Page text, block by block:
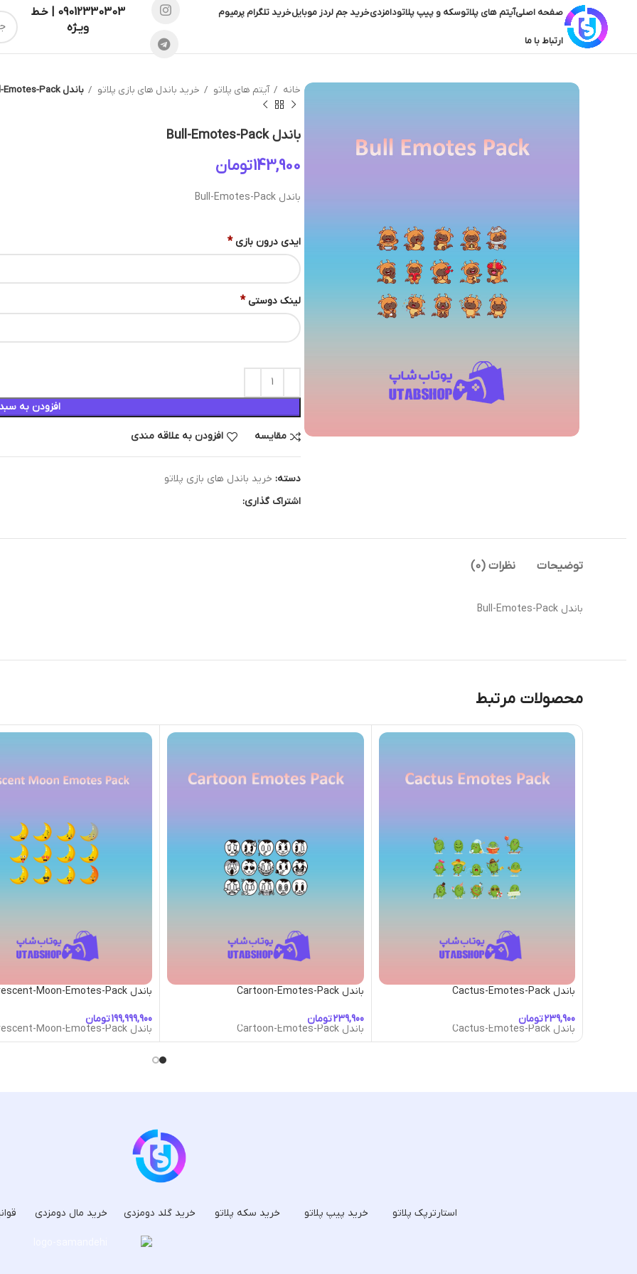
صفحه اصلیآیتم های پلاتوسکه و پیپ پلاتودامزدیخرید جم لردز موبایلخرید تلگرام پرمیوم
ارتباط با ما
09012330303 | خـط
ویـژه
خانه آیتم های پلاتو خرید باندل های بازی پلاتو باندل Bull-Emotes-Pack
باندل Bull-Emotes-Pack
تومان
باندل Bull-Emotes-Pack
ایدی درون بازی *
لینک دوستی *
افزودن به
مقایسه افزودن به علاقه مندی
دسته: خرید باندل های بازی پلاتو
اشتراک گذاری:
توضیحات نظرات (0)
باندل Bull-Emotes-Pack
محصولات مرتبط
باندل Cactus-Emotes-Pack
تومان
باندل Cactus-Emotes-Pack
باندل Cartoon-Emotes-Pack
تومان
باندل Cartoon-Emotes-Pack
باندل Crescent-Moon-Emotes-Pack
تومان
باندل Crescent-Moon-Emotes-Pack
استارترپک پلاتو خرید پیپ پلاتو خرید سکه پلاتو خرید گلد دومزدی خرید مال دومزدی